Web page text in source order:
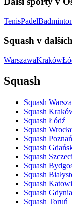
TenisPadel
Squash v
WarszawaKraków
Squash
Squash
Squash
Squash Łódź
Squash
Squash Poznań
Squash
Squash
Squash
Squash
Squash
Squash Gdynia
Squash Toruń